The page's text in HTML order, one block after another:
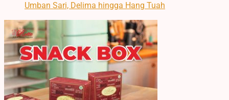
Umban Sari, Delima hingga Hang Tuah